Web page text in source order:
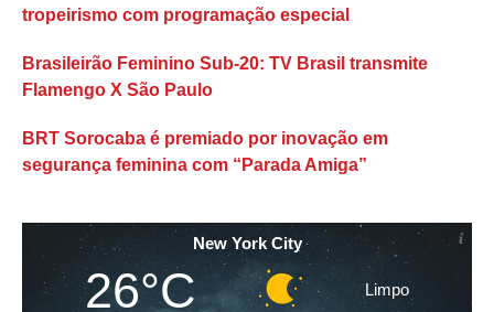
tropeirismo com programação especial
Brasileirão Feminino Sub-20: TV Brasil transmite
Flamengo X São Paulo
BRT Sorocaba é premiado por inovação em
segurança feminina com “Parada Amiga”
New York City
26°C Limpo